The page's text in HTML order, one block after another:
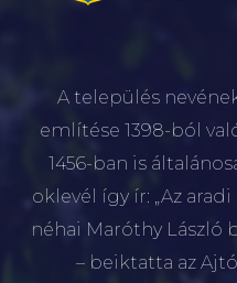
A település
említése 1398-ból
1456-ban is
oklevél így ír: „Az
néhai Maróthy László
– beiktatta az